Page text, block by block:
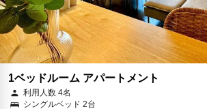
1ベッドルーム アパートメント
利用人数 4名
シングルベッド 2台